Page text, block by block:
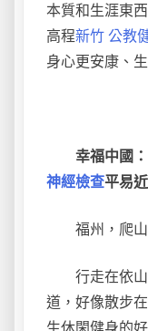
本質和生涯東
高程新竹 公教
身心更安康、
幸福中國
神經檢查平易
福州，爬
行走在依
道，好像散步